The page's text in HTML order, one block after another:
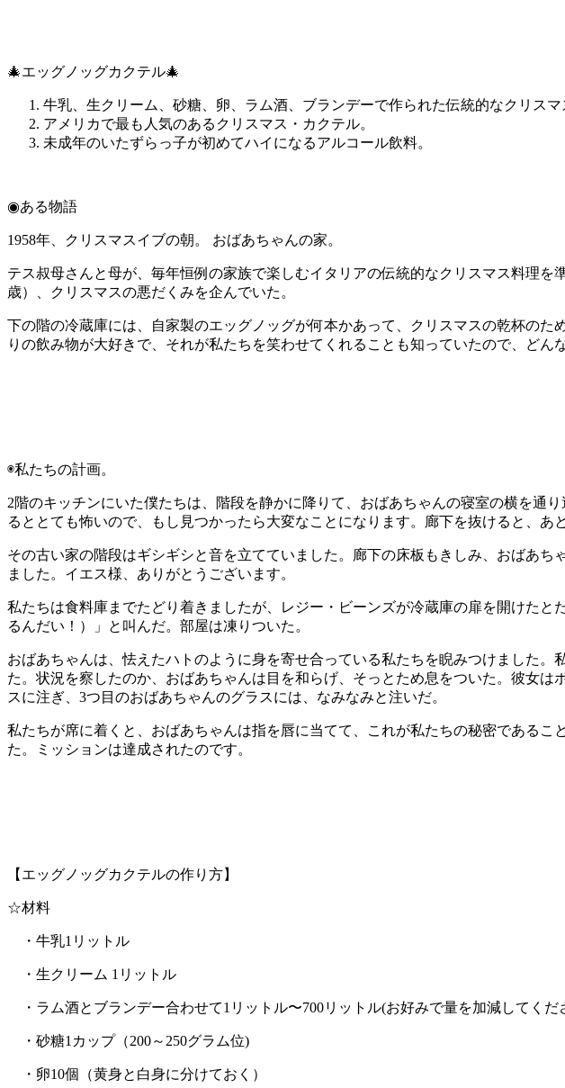
🎄エッグノッグカクテル🎄
牛乳、生クリーム、砂糖、卵、ラム酒、ブランデーで作られた伝統的なクリスマ
アメリカで最も人気のあるクリスマス・カクテル。
未成年のいたずらっ子が初めてハイになるアルコール飲料。
◉ある物語
1958年、クリスマスイブの朝。 おばあちゃんの家。
テス叔母さんと母が、毎年恒例の家族で楽しむイタリアの伝統的なクリスマス料理
歳）、クリスマスの悪だくみを企んでいた。
下の階の冷蔵庫には、自家製のエッグノッグが何本かあって、クリスマスの乾杯の
りの飲み物が大好きで、それが私たちを笑わせてくれることも知っていたので、ど
◉私たちの計画。
2階のキッチンにいた僕たちは、階段を静かに降りて、おばあちゃんの寝室の横を通
るととても怖いので、もし見つかったら大変なことになります。廊下を抜けると、あ
その古い家の階段はギシギシと音を立てていました。廊下の床板もきしみ、おばあ
ました。イエス様、ありがとうございます。
私たちは食料庫までたどり着きましたが、レジー・ビーンズが冷蔵庫の扉を開けたと
るんだい！）」と叫んだ。部屋は凍りついた。
おばあちゃんは、怯えたハトのように身を寄せ合っている私たちを睨みつけました
た。状況を察したのか、おばあちゃんは目を和らげ、そっとため息をついた。彼女
スに注ぎ、3つ目のおばあちゃんのグラスには、なみなみと注いだ。
私たちが席に着くと、おばあちゃんは指を唇に当てて、これが私たちの秘密である
た。ミッションは達成されたのです。
【エッグノッグカクテルの作り方】
☆材料
・牛乳1リットル
・生クリーム 1リットル
・ラム酒とブランデー合わせて1リットル〜700リットル(お好みで量を加減してくだ
・砂糖1カップ（200～250グラム位)
・卵10個（黄身と白身に分けておく）